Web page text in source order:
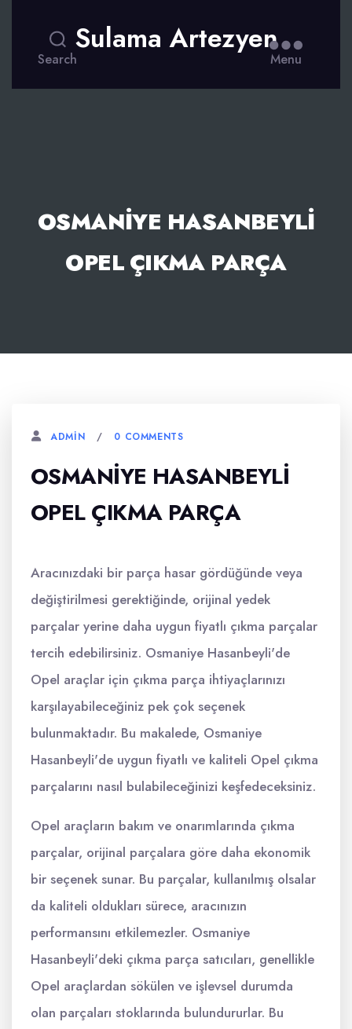
Search
Sulama Artezyen
Menu
OSMANIYE HASANBEYLI
OPEL ÇIKMA PARÇA
ADMIN 0 COMMENTS
OSMANIYE HASANBEYLI
OPEL ÇIKMA PARÇA
Aracınızdaki bir parça hasar gördüğünde veya
değiştirilmesi gerektiğinde, orijinal yedek
parçalar yerine daha uygun fiyatlı çıkma parçalar
tercih edebilirsiniz. Osmaniye Hasanbeyli'de
Opel araçlar için çıkma parça ihtiyaçlarınızı
karşılayabileceğiniz pek çok seçenek
bulunmaktadır. Bu makalede, Osmaniye
Hasanbeyli'de uygun fiyatlı ve kaliteli Opel çıkma
parçalarını nasıl bulabileceğinizi keşfedeceksiniz.
Opel araçların bakım ve onarımlarında çıkma
parçalar, orijinal parçalara göre daha ekonomik
bir seçenek sunar. Bu parçalar, kullanılmış olsalar
da kaliteli oldukları sürece, aracınızın
performansını etkilemezler. Osmaniye
Hasanbeyli'deki çıkma parça satıcıları, genellikle
Opel araçlardan sökülen ve işlevsel durumda
olan parçaları stoklarında bulundururlar. Bu